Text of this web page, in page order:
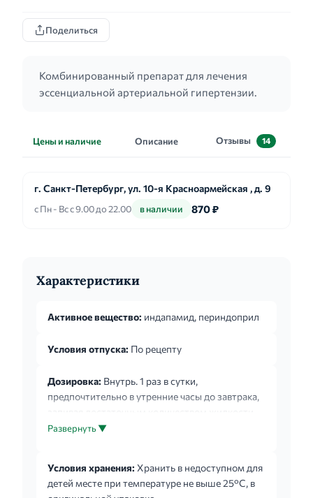
Поделиться
Комбинированный препарат для лечения
эссенциальной артериальной гипертензии.
Цены и наличие Описание Отзывы 14
г. Санкт-Петербург, ул. 10-я Красноармейская , д. 9
с Пн - Вс с 9.00 до 22.00 в наличии 870 ₽
Характеристики
Активное вещество: индапамид, периндоприл
Условия отпуска: По рецепту
Дозировка: Внутрь. 1 раз в сутки,
предпочтительно в утренние часы до завтрака,
По возможности прием препарата следует
необходимости возможно назначение
комбинированной терапии препаратом сразу
Развернуть ▼
Условия хранения: Хранить в недоступном для
детей месте при температуре не выше 25°С, в